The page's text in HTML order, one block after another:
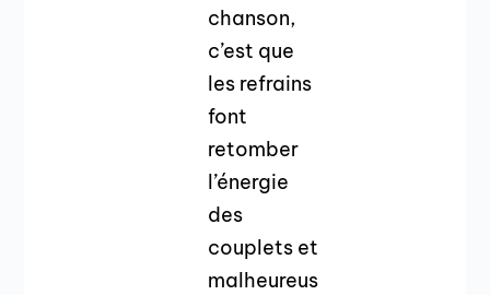
chanson,
c’est que
les refrains
font
retomber
l’énergie
des
couplets et
malheureus